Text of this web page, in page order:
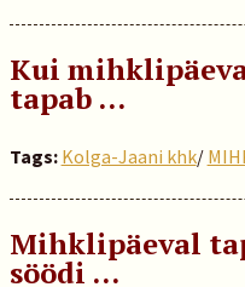
Kui
tapab …
Tags: Kolga-Jaani khk/
Mihklipäeval
söödi ...